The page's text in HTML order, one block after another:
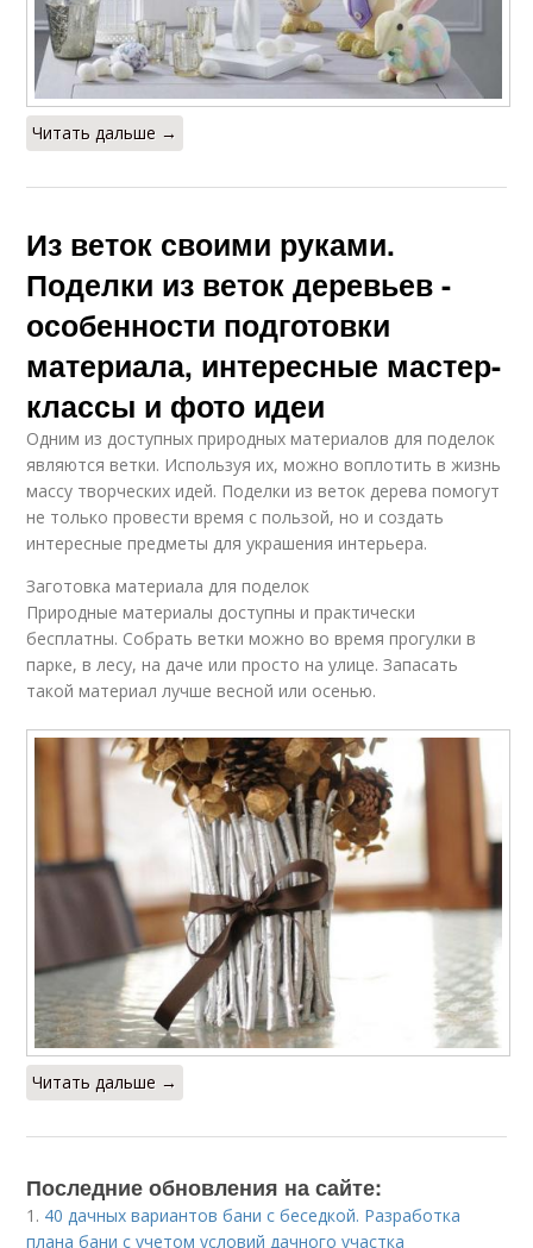
Читать дальше →
Из веток своими руками.
Поделки из веток деревьев -
особенности подготовки
материала, интересные мастер-
классы и фото идеи
Одним из доступных природных материалов для поделок
являются ветки. Используя их, можно воплотить в жизнь
массу творческих идей. Поделки из веток дерева помогут
не только провести время с пользой, но и создать
интересные предметы для украшения интерьера.
Заготовка материала для поделок
Природные материалы доступны и практически
бесплатны. Собрать ветки можно во время прогулки в
парке, в лесу, на даче или просто на улице. Запасать
такой материал лучше весной или осенью.
Читать дальше →
Последние обновления на сайте:
1. 40 дачных вариантов бани с беседкой. Разработка
плана бани с учетом условий дачного участка